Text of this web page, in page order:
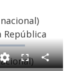
República
F C